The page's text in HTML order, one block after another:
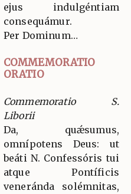
ejus indulgéntiam
consequámur.
Per Dominum…
COMMEMORATIO
ORATIO
Commemoratio S.
Liborii
Da, quǽsumus,
omnípotens Deus: ut
beáti N. Confessóris tui
atque Pontíficis
veneránda solémnitas,